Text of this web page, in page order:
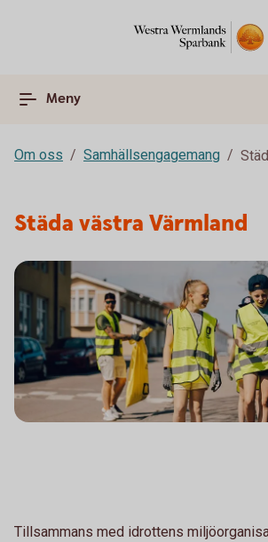
Meny
Om oss Samhällsengagemang
Städa västra Värmland
Tillsammans med idrottens